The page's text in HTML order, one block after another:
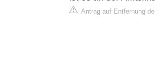
Antrag auf Entfernung